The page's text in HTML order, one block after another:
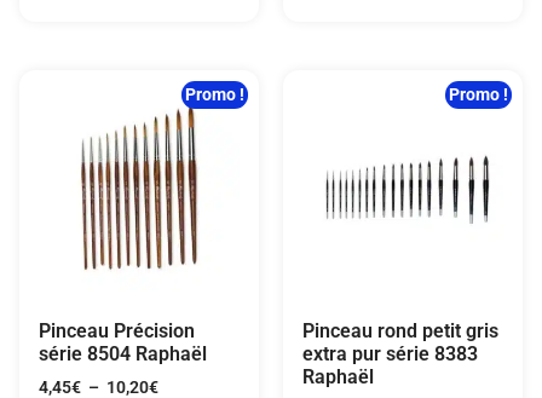
Promo !
Pinceau Précision
série 8504 Raphaël
4,45€ – 10,20€
Promo !
Pinceau rond petit gris
extra pur série 8383
Raphaël